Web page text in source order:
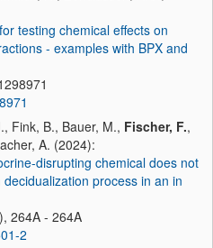
testing chemical effects on
- examples with BPX and
Fink, B., Bauer, M., Fischer, F.,
A. (2024):
disrupting chemical does not
process in an in
264A - 264A
2